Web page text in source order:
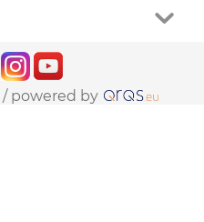
/ powered by